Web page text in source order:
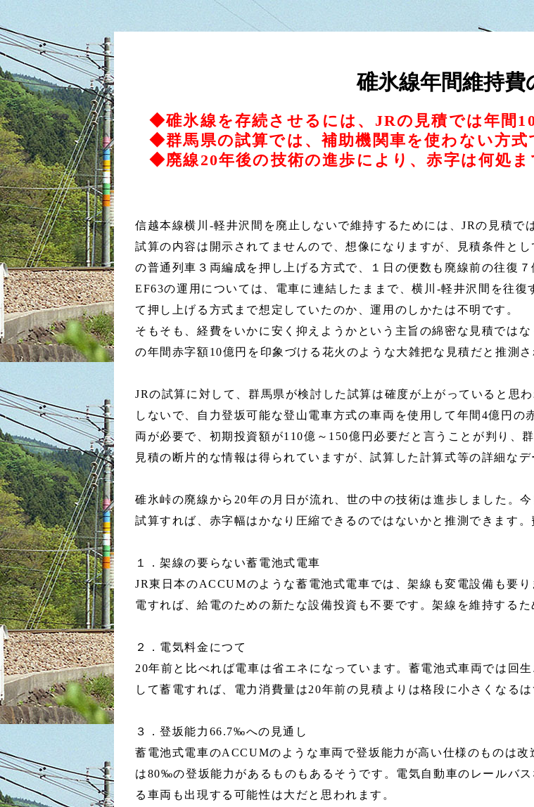
碓氷線年間維持費
◆碓氷線を存続させるには、JRの見積では年間
◆群馬県の試算では、補助機関車を使わない方式
◆廃線20年後の技術の進歩により、赤字は何処
信越本線横川-軽井沢間を廃止しないで維持するためには、JRの見積で
試算の内容は開示されてませんので、想像になりますが、見積条件と
の普通列車３両編成を押し上げる方式で、１日の便数も廃線前の往復
EF63の運用については、電車に連結したままで、横川-軽井沢間を往
て押し上げる方式まで想定していたのか、運用のしかたは不明です。
そもそも、経費をいかに安く抑えようかという主旨の綿密な見積では
の年間赤字額10億円を印象づける花火のような大雑把な見積だと推測さ
JRの試算に対して、群馬県が検討した試算は確度が上がっていると思
しないで、自力登坂可能な登山電車方式の車両を使用して年間4億円
両が必要で、初期投資額が110億～150億円必要だと言うことが判り、
見積の断片的な情報は得られていますが、試算した計算式等の詳細な
碓氷峠の廃線から20年の月日が流れ、世の中の技術は進歩しました。
試算すれば、赤字幅はかなり圧縮できるのではないかと推測できます
１．架線の要らない蓄電池式電車
JR東日本のACCUMのような蓄電池式電車では、架線も変電設備も要
電すれば、給電のための新たな設備投資も不要です。架線を維持する
２．電気料金につて
20年前と比べれば電車は省エネになっています。蓄電池式車両では回
して蓄電すれば、電力消費量は20年前の見積よりは格段に小さくなるは
３．登坂能力66.7‰への見通し
蓄電池式電車のACCUMのような車両で登坂能力が高い仕様のものは
は80‰の登坂能力があるものもあるそうです。電気自動車のレールバ
る車両も出現する可能性は大だと思われます。